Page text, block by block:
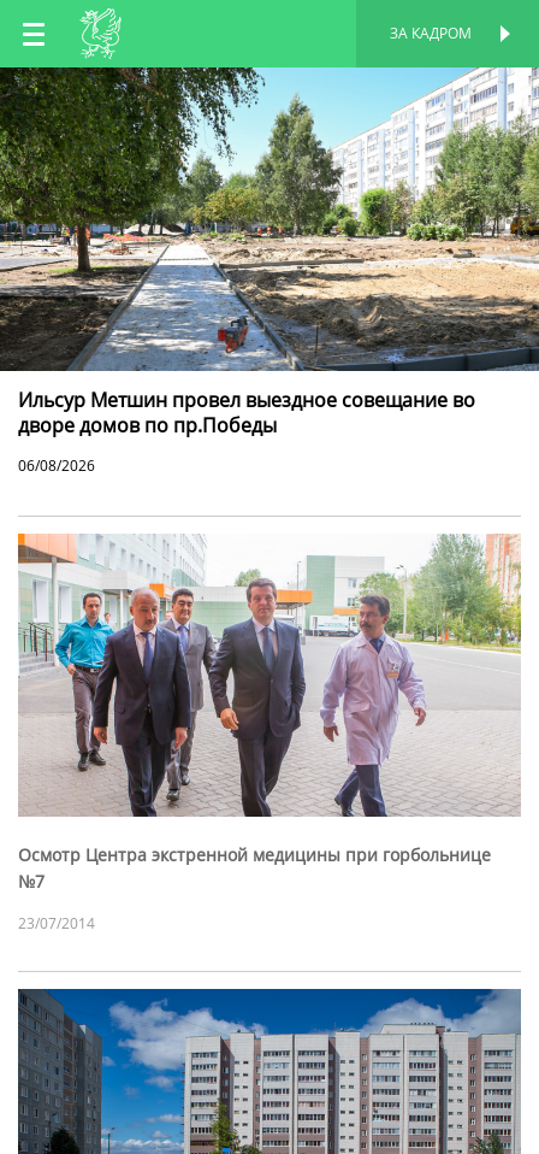
RU
EN
TT
ЗА КАДРОМ
Ильсур Метшин провел выездное совещание во
дворе домов по пр.Победы
06/08/2026
Осмотр Центра экстренной медицины при горбольнице
№7
23/07/2014
ПЕРСОНАЛЬНАЯ
СТРАНИЦА